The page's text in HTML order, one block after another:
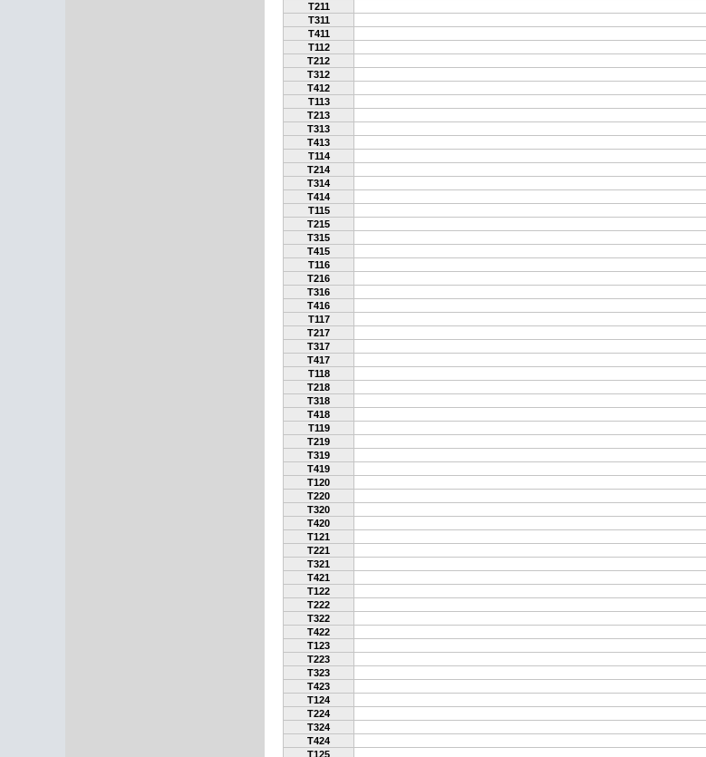
T211
T311
T411
T112
T212
T312
T412
T113
T213
T313
T413
T114
T214
T314
T414
T115
T215
T315
T415
T116
T216
T316
T416
T117
T217
T317
T417
T118
T218
T318
T418
T119
T219
T319
T419
T120
T220
T320
T420
T121
T221
T321
T421
T122
T222
T322
T422
T123
T223
T323
T423
T124
T224
T324
T424
T125